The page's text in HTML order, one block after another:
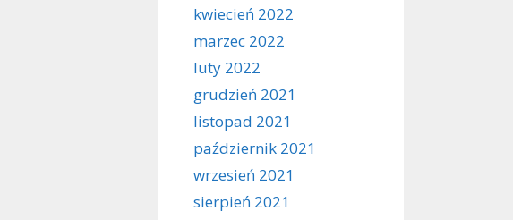
kwiecień 2022
marzec 2022
luty 2022
grudzień 2021
listopad 2021
październik 2021
wrzesień 2021
sierpień 2021